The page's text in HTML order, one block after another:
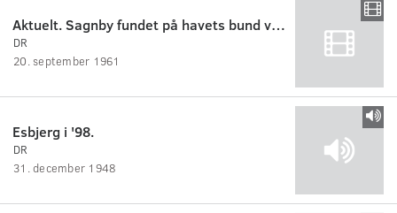
Aktuelt. Sagnby fundet på havets bund ved Esbjerg. Interview med frømand B.Pedersen.
DR
20. september 1961
Esbjerg i '98.
DR
31. december 1948